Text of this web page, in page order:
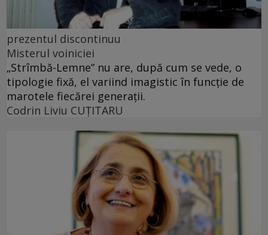
prezentul discontinuu
Misterul voiniciei
„Strîmbă-Lemne” nu are, după cum se vede, o
tipologie fixă, el variind imagistic în funcţie de
marotele fiecărei generaţii.
Codrin Liviu CUŢITARU